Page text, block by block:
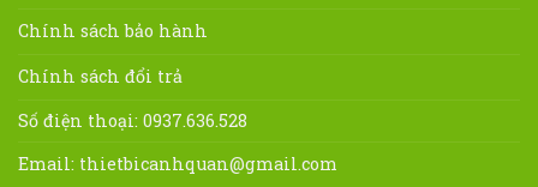
Chính sách bảo hành
Chính sách đổi trả
Số điện thoại: 0937.636.528
Email: thietbicanhquan@gmail.com